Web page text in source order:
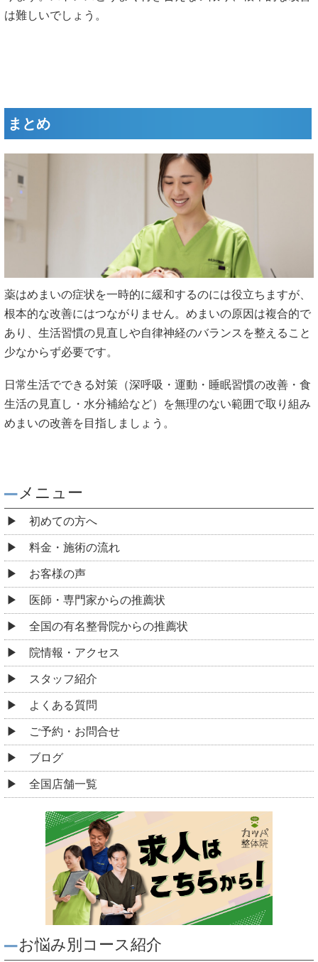
は難しいでしょう。
まとめ
薬はめまいの症状を一時的に緩和するのには役立ちますが、
根本的な改善にはつながりません。めまいの原因は複合的で
あり、生活習慣の見直しや自律神経のバランスを整えること
少なからず必要です。
日常生活でできる対策（深呼吸・運動・睡眠習慣の改善・食
生活の見直し・水分補給など）を無理のない範囲で取り組み
めまいの改善を目指しましょう。
メニュー
初めての方へ
料金・施術の流れ
お客様の声
医師・専門家からの推薦状
全国の有名整骨院からの推薦状
院情報・アクセス
スタッフ紹介
よくある質問
ご予約・お問合せ
ブログ
全国店舗一覧
お悩み別コース紹介